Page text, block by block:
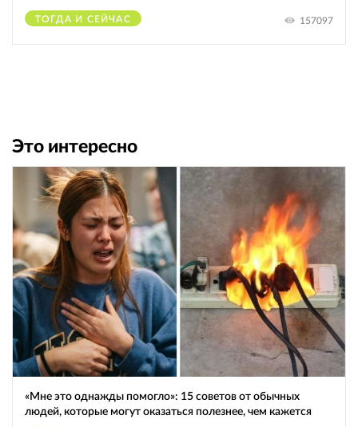
ТОГДА И СЕЙЧАС 157097
Это интересно
«Мне это однажды помогло»: 15 советов от обычных
людей, которые могут оказаться полезнее, чем кажется